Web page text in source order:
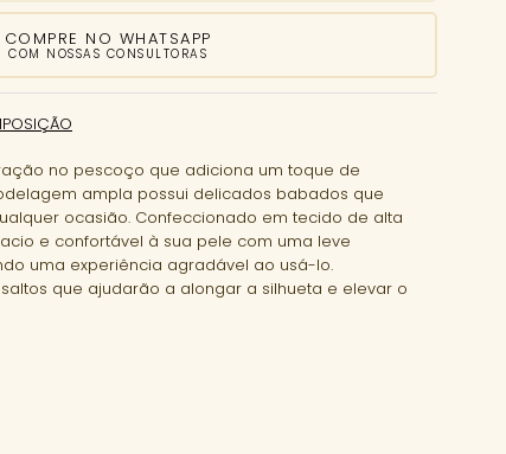
COMPRE NO WHATSAPP
COM NOSSAS CONSULTORAS
no pescoço que adiciona um toque de
ampla possui delicados babados que
ocasião. Confeccionado em tecido de alta
e confortável à sua pele com uma leve
uma experiência agradável ao usá-lo.
que ajudarão a alongar a silhueta e elevar o